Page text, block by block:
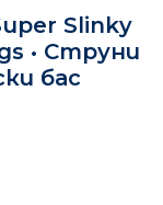
Slinky
• Струни
бас